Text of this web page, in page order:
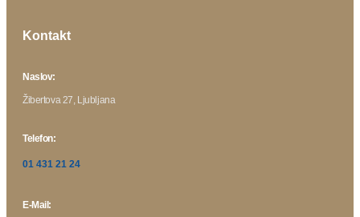
Kontakt
Naslov:
Žibertova 27, Ljubljana
Telefon:
01 431 21 24
E-Mail: